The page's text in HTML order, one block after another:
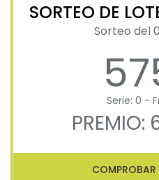
SORTEO DE
Sorteo del
Serie: 0 -
COMPROBAR